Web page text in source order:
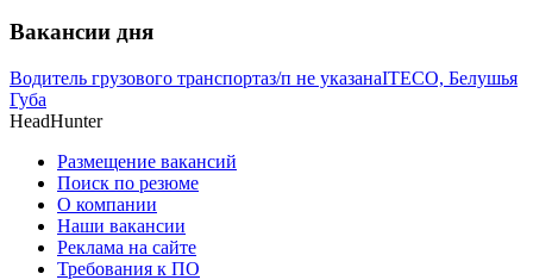
Вакансии дня
Водитель грузового транспортаз/п не указанаITECO, Белушья
Губа
HeadHunter
Размещение вакансий
Поиск по резюме
О компании
Наши вакансии
Реклама на сайте
Требования к ПО